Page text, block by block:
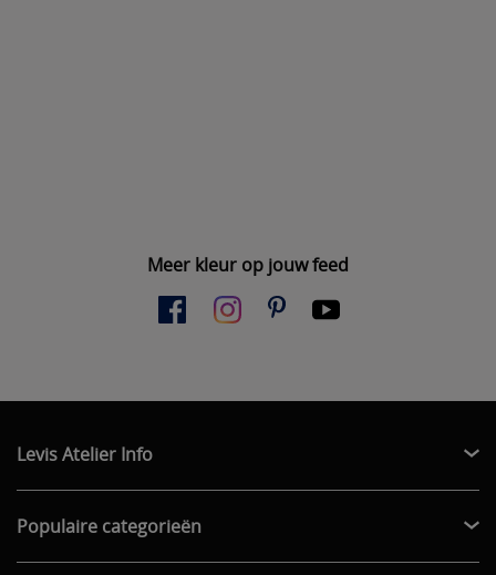
Meer kleur op jouw feed
Levis Atelier Info
Populaire categorieën